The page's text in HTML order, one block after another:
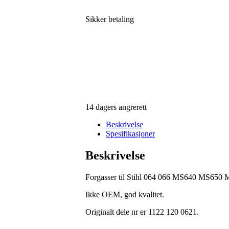
Sikker betaling
14 dagers angrerett
Beskrivelse
Spesifikasjoner
Beskrivelse
Forgasser til Stihl 064 066 MS640 MS650
Ikke OEM, god kvalitet.
Originalt dele nr er 1122 120 0621.